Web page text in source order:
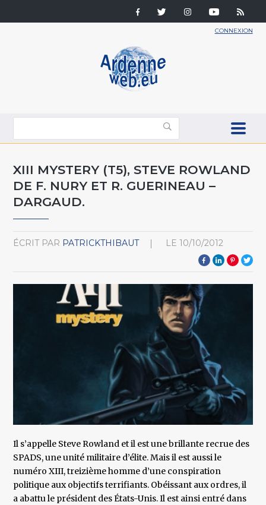
CONNEXION
XIII MYSTERY (T5), STEVE ROWLAND
DE F. NURY ET R. GUERINEAU –
DARGAUD.
ÉCRIT PAR PATRICKTHIBAUT LE 10/10/2012
Il s’appelle Steve Rowland et il est une brillante recrue des
SPADS, une unité militaire d’élite. Mais il est aussi le
numéro XIII, treizième homme d’une conspiration
politique aux objectifs terrifiants. Obéissant aux ordres, il
a abattu le président des États-Unis. Il est ainsi entré dans